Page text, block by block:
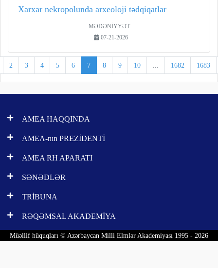
Xarxar nekropolunda arxeoloji tədqiqatlar
MƏDƏNİYYƏT
07-21-2026
2 3 4 5 6 7 8 9 10 ... 1682 1683
AMEA HAQQINDA
AMEA-nın PREZİDENTİ
AMEA RH APARATI
SƏNƏDLƏR
TRİBUNA
RƏQƏMSAL AKADEMİYA
Müəllif hüquqları © Azərbaycan Milli Elmlər Akademiyası 1995 - 2026